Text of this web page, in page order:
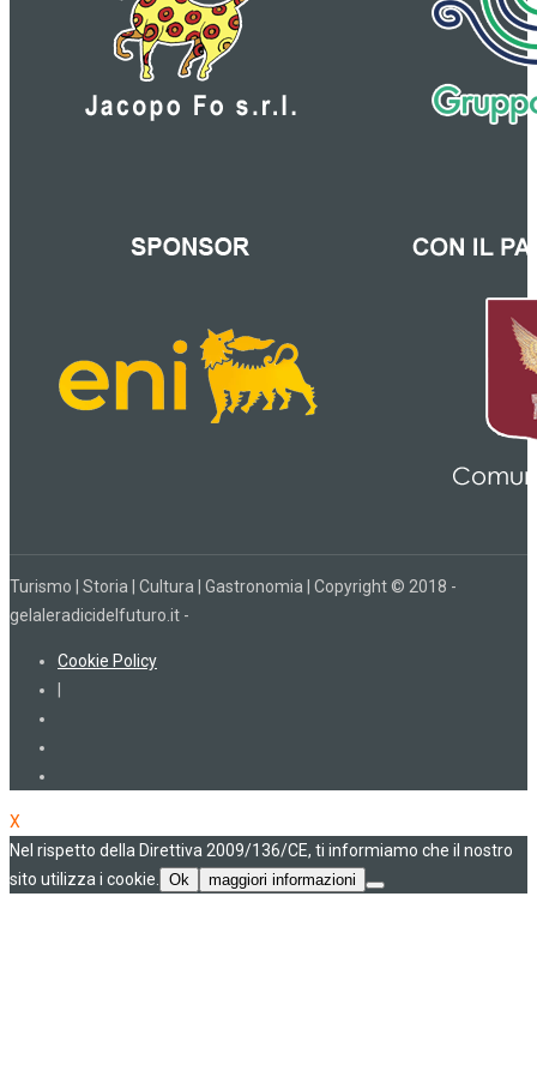
Turismo | Storia | Cultura | Gastronomia | Copyright © 2018 -
gelaleradicidelfuturo.it -
Cookie Policy
X
Nel rispetto della Direttiva 2009/136/CE, ti informiamo che il nostro
sito utilizza i cookie.
Ok maggiori informazioni